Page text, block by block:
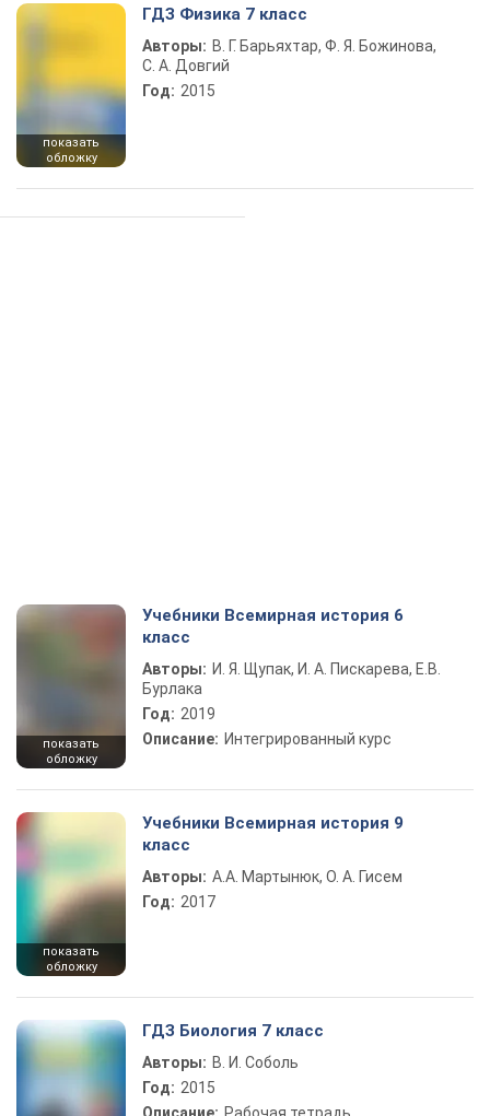
показать
обложку
ГДЗ Физика 7 класс
Авторы: В. Г. Барьяхтар, Ф. Я. Божинова,
С. А. Довгий
Год: 2015
показать
обложку
Учебники Всемирная история 6
класс
Авторы: И. Я. Щупак, И. А. Пискарева, Е.В.
Бурлака
Год: 2019
Описание: Интегрированный курс
показать
обложку
Учебники Всемирная история 9
класс
Авторы: А.А. Мартынюк, О. А. Гисем
Год: 2017
ГДЗ Биология 7 класс
Авторы: В. И. Соболь
Год: 2015